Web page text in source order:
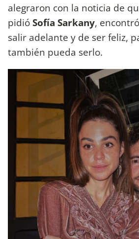
alegraron con la noticia de
pidióSofía Sarkany,
salir adelante y de ser feliz,
también pueda serlo.